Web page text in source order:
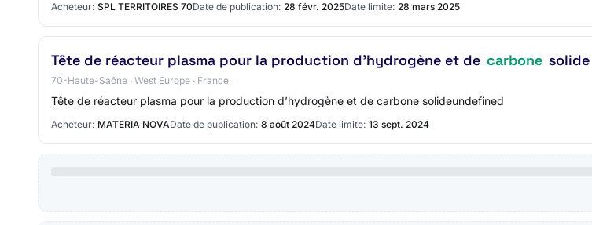
Acheteur: SPL TERRITOIRES 70Date de publication: 28 févr. 2025Date limite: 28 mars 2025
Tête de réacteur plasma pour la production d’hydrogène et de carbone solide
70-Haute-Saône · West Europe · France
Tête de réacteur plasma pour la production d’hydrogène et de carbone solideundefined
Acheteur: MATERIA NOVADate de publication: 8 août 2024Date limite: 13 sept. 2024